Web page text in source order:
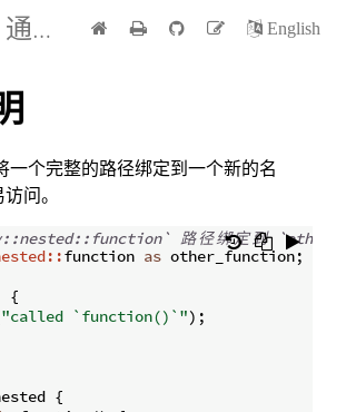
通过例子学 Rust 中文版 English
一个完整的路径绑定到一个新的名
问。
路径绑定到
function as other_function;
{
"called `function()`") ;
{